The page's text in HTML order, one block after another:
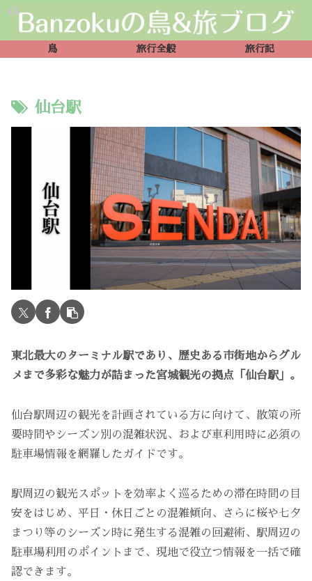
鳥 旅行全般 旅行記
仙台駅
東北最大のターミナル駅であり、歴史ある市街地からグル
メまで多彩な魅力が詰まった宮城観光の拠点「仙台駅」。
仙台駅周辺の観光を計画されている方に向けて、散策の所
要時間やシーズン別の混雑状況、および車利用時に必須の
駐車場情報を網羅したガイドです。
駅周辺の観光スポットを効率よく巡るための滞在時間の目
安をはじめ、平日・休日ごとの混雑傾向、さらに桜や七夕
まつり等のシーズン時に発生する混雑の回避術、駅周辺の
駐車場利用のポイントまで、現地で役立つ情報を一括で確
認できます。